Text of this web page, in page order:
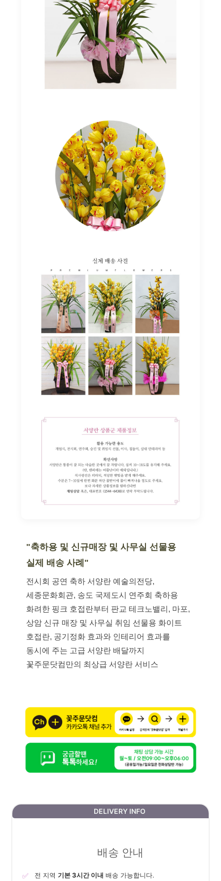
"축하용 및 신규매장 및 사무실 선물용
실제 배송 사례"
전시회 공연 축하 서양란 예술의전당,
세종문화회관, 송도 국제도시 연주회 축하용
화려한 핑크 호접란부터 판교 테크노밸리, 마포,
상암 신규 매장 및 사무실 취임 선물용 화이트
호접란, 공기정화 효과와 인테리어 효과를
동시에 주는 고급 서양란 배달까지
꽃주문닷컴만의 최상급 서양란 서비스
DELIVERY INFO
배송 안내
✅ 전 지역 기본 3시간 이내 배송 가능합니다.